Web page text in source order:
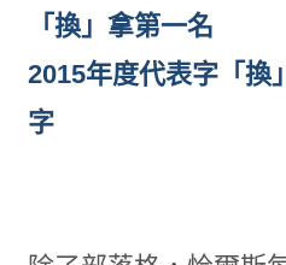
「換」拿第一名
2015年度代表字「換
字